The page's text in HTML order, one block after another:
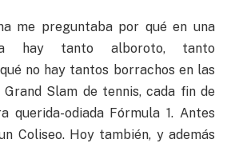
me preguntaba por qué en una
hay tanto alboroto, tanto
no hay tantos borrachos en las
Grand Slam de tennis, cada fin de
querida-odiada Fórmula 1. Antes
Coliseo. Hoy también, y además